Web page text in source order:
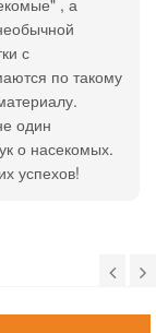
, а
с
по такому
один
о насекомых.
успехов!